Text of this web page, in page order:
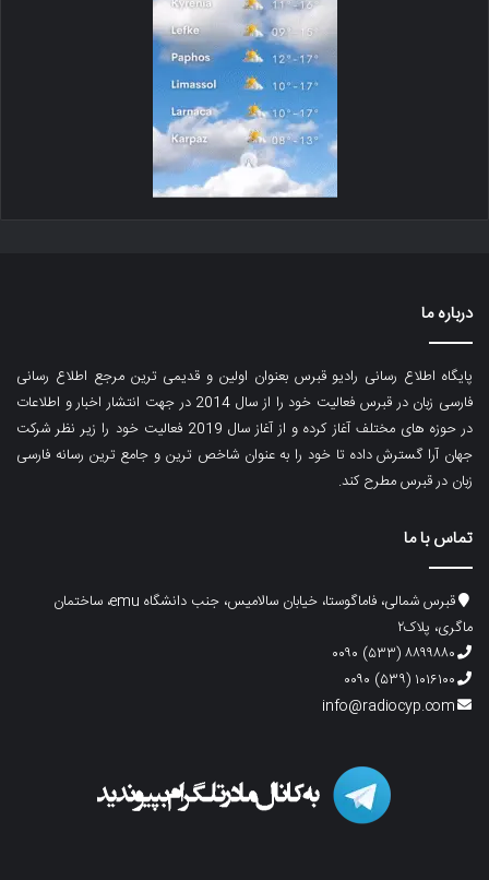
درباره ما
پایگاه اطلاع رسانی رادیو قبرس بعنوان اولین و قدیمی ترین مرجع اطلاع رسانی
فارسی زبان در قبرس فعالیت خود را از سال 2014 در جهت انتشار اخبار و اطلاعات
در حوزه های مختلف آغاز کرده و از آغاز سال 2019 فعالیت خود را زیر نظر شرکت
جهان آرا گسترش داده تا خود را به عنوان شاخص ترین و جامع ترین رسانه فارسی
زبان در قبرس مطرح کند.
تماس با ما
قبرس شمالی، فاماگوستا، خیابان سالامیس، جنب دانشگاه emu، ساختمان
ماگری، پلاک۲
۸۸۹۹۸۸۰ (۵۳۳) ۰۰۹۰
۱۰۱۶۱۰۰ (۵۳۹) ۰۰۹۰
info@radiocyp.com